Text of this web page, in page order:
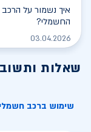
איך נשמור על הרכב
החשמלי?
03.04.2026
שאלות
שימוש ברכב חשמלי